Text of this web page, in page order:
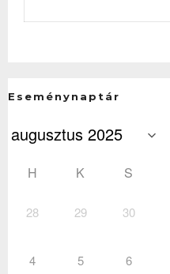
Eseménynaptár
H K S
28 29 30
4 5 6